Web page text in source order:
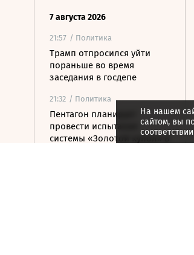
7 августа 2026
21:57 / Политика
Трамп отпросился уйти
пораньше во время
заседания в госдепе
21:32 / Политика
Пентагон планирует
провести испытания
системы «Золотой купол» в
На нашем
сайтом, вы